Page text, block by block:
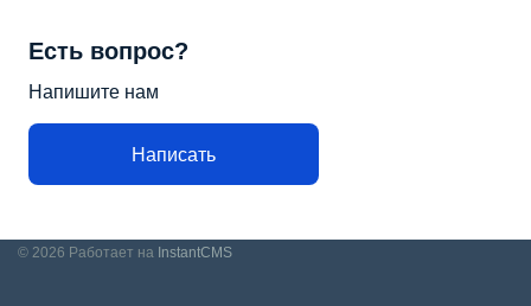
Есть вопрос?
Напишите нам
Написать
© 2026 Работает на InstantCMS